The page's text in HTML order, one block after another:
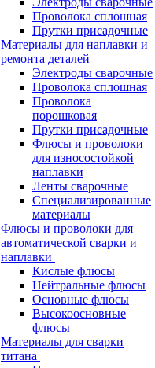
Проволока сплошная
Прутки присадочные
Материалы для наплавки и
ремонта деталей
Электроды сварочные
Проволока сплошная
Проволока
порошковая
Прутки присадочные
Флюсы и проволоки
для износостойкой
наплавки
Ленты сварочные
Специализированные
материалы
Флюсы и проволоки для
автоматической сварки и
наплавки
Кислые флюсы
Нейтральные флюсы
Основные флюсы
Высокоосновные
флюсы
Материалы для сварки
титана